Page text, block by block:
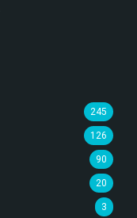
245
126
90
20
3